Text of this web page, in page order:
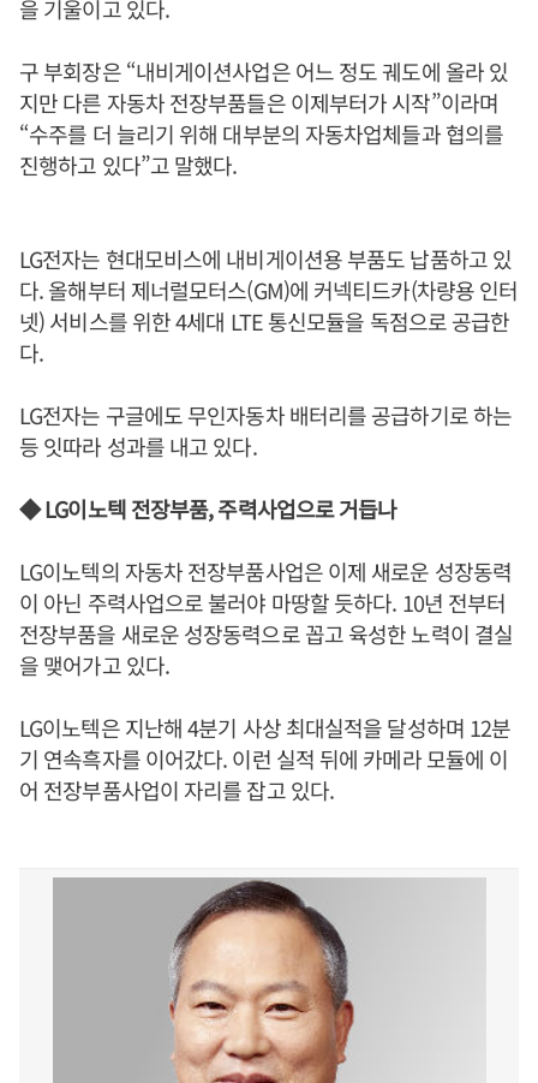
을 기울이고 있다.
구 부회장은 “내비게이션사업은 어느 정도 궤도에 올라 있
지만 다른 자동차 전장부품들은 이제부터가 시작”이라며
“수주를 더 늘리기 위해 대부분의 자동차업체들과 협의를
진행하고 있다”고 말했다.
LG전자는 현대모비스에 내비게이션용 부품도 납품하고 있
다. 올해부터 제너럴모터스(GM)에 커넥티드카(차량용 인터
넷) 서비스를 위한 4세대 LTE 통신모듈을 독점으로 공급한
다.
LG전자는 구글에도 무인자동차 배터리를 공급하기로 하는
등 잇따라 성과를 내고 있다.
◆ LG이노텍 전장부품, 주력사업으로 거듭나
LG이노텍의 자동차 전장부품사업은 이제 새로운 성장동력
이 아닌 주력사업으로 불러야 마땅할 듯하다. 10년 전부터
전장부품을 새로운 성장동력으로 꼽고 육성한 노력이 결실
을 맺어가고 있다.
LG이노텍은 지난해 4분기 사상 최대실적을 달성하며 12분
기 연속흑자를 이어갔다. 이런 실적 뒤에 카메라 모듈에 이
어 전장부품사업이 자리를 잡고 있다.